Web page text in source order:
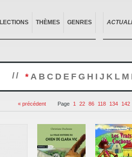
THÈMES GENRES
// * A B C D E F G H I J K L M
« précédent Page 1 22 86 118 134 142